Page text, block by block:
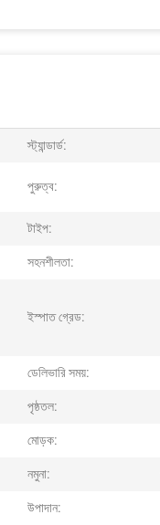
স্ট্যান্ডার্ড:
পুরুত্ব:
টাইপ:
সহনশীলতা:
ইস্পাত গ্রেড:
ডেলিভারি সময়:
পৃষ্ঠতল:
মোড়ক:
নমুনা:
উপাদান: